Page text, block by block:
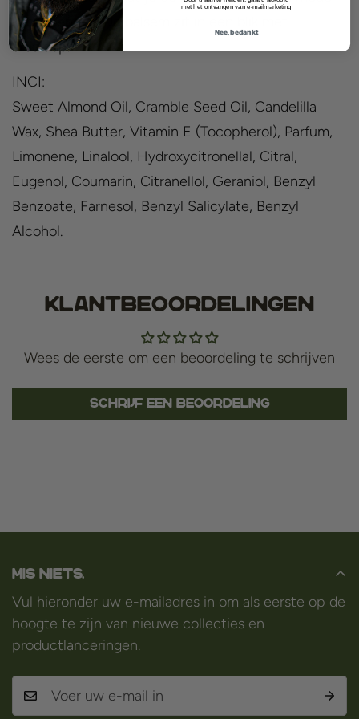
kunt brengen. De balsem zit in een blik met
draaidop.
INCI:
Sweet Almond Oil, Cramble Seed Oil, Candelilla
Wax, Shea Butter, Vitamin E (Tocopherol), Parfum,
Limonene, Linalool, Hydroxycitronellal, Citral,
Eugenol, Coumarin, Citranellol, Geraniol, Benzyl
Benzoate, Farnesol, Benzyl Salicylate, Benzyl
Alcohol.
Klantbeoordelingen
Wees de eerste om een beoordeling te schrijven
Schrijf een beoordeling
Mis niets.
Vul hieronder uw e-mailadres in om als eerste op de
hoogte te zijn van nieuwe collecties en
productlanceringen.
met het ontvangen van e-mailmarketing
Nee, bedankt